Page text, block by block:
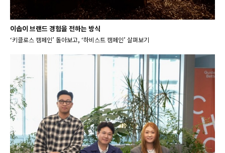
이솝이 브랜드 경험을 전하는 방식
‘키클로스 캠페인’ 돌아보고, ‘하비스트 캠페인’ 살펴보기